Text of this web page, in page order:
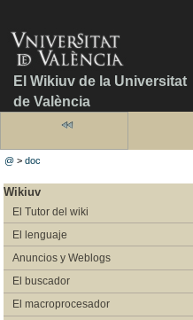
El Wikiuv de la Universitat
de València
@ >doc
Wikiuv
El Tutor del wiki
El lenguaje
Anuncios y Weblogs
El buscador
El macroprocesador